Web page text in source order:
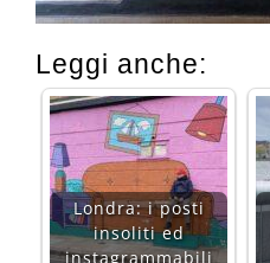
Leggi anche:
Londra: i posti
insoliti ed
instagrammabili